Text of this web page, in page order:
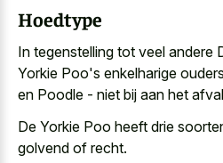
Hoedtype
In tegenstelling tot veel andere
Yorkie Poo's enkelharige
en Poodle - niet bij aan het
De Yorkie Poo heeft drie
golvend of recht.